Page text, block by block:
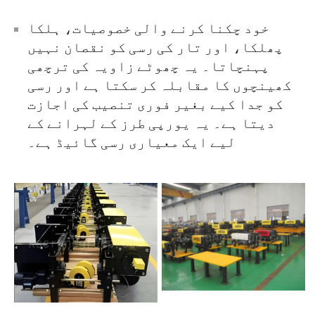
خود چکنا کرنے والی خصوصیات، ہلکا
پھلکا، اور تار کی رسی کو نقصان نہیں
پہنچاتا۔ یہ چھوٹے زاویہ کی ترچھی
کھینچوں کا مقابلہ کر سکتا ہے اور رسی
کو جدا کیے بغیر فوری تنصیب کی اجازت
دیتا ہے۔ یہ یورپی طرز کے لہرانے کے
لیے ایک معیاری رسی گائیڈ ہے۔